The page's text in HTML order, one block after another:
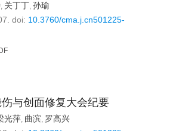
, 关丁丁, 孙瑜
doi: 10.3760/cma.j.cn501225-
与创面修复大会纪要
光萍, 曲滨, 罗高兴